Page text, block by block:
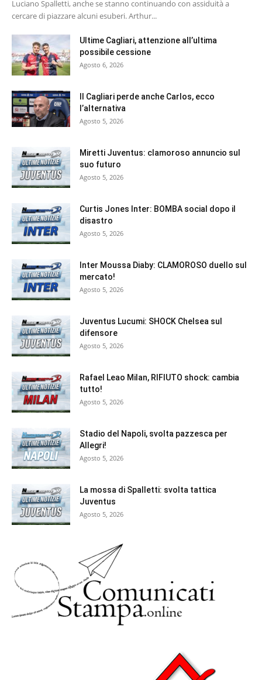
Luciano Spalletti, anche se stanno continuando con assiduità a
cercare di piazzare alcuni esuberi. Arthur...
Ultime Cagliari, attenzione all’ultima
possibile cessione
Agosto 6, 2026
Il Cagliari perde anche Carlos, ecco
l’alternativa
Agosto 5, 2026
Miretti Juventus: clamoroso annuncio sul
suo futuro
Agosto 5, 2026
Curtis Jones Inter: BOMBA social dopo il
disastro
Agosto 5, 2026
Inter Moussa Diaby: CLAMOROSO duello sul
mercato!
Agosto 5, 2026
Juventus Lucumi: SHOCK Chelsea sul
difensore
Agosto 5, 2026
Rafael Leao Milan, RIFIUTO shock: cambia
tutto!
Agosto 5, 2026
Stadio del Napoli, svolta pazzesca per
Allegri!
Agosto 5, 2026
La mossa di Spalletti: svolta tattica
Juventus
Agosto 5, 2026